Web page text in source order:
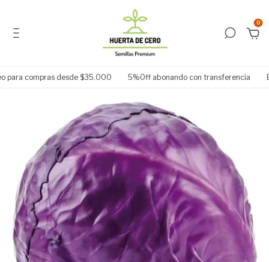
0
compras desde $35.000 5%Off abonando con transferencia